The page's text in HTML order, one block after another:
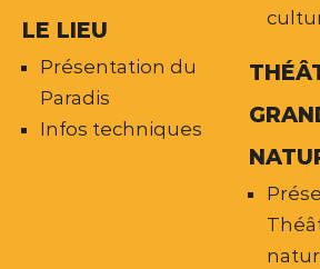
LE LIEU
Présentation du
Paradis
Infos techniques